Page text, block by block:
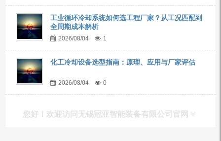
工业循环冷却系统如何选工程厂家？从工况匹配到
全周期成本解析
2026/08/04 1
化工冷却设备选型指南：原理、应用与厂家评估
2026/08/04 0
您好！欢迎访问无锡冠亚智能装备有限公司官网